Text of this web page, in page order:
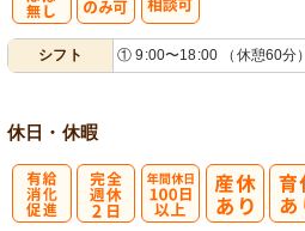
シフト ① 9:00〜18:00 （休憩60分）
休日・休暇